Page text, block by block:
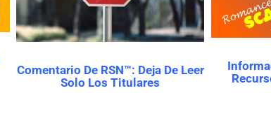
Comentario De RSN™: Deja De Leer
Solo Los Titulares